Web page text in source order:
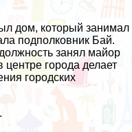
дом, который занимал
подполковник Бай.
занял майор
города делает
городских